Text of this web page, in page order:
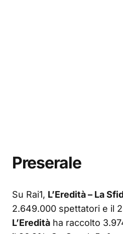
Preserale
Su Rai1, L’Eredità – La
2.649.000 spettatori e il
L’Eredità ha raccolto